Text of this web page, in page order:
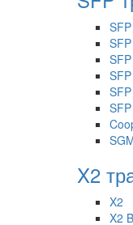
SFP
X2
X2
X2